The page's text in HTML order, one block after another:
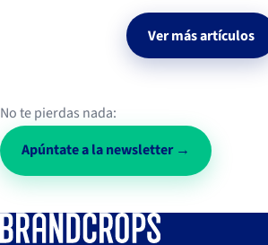
Ver más artículos
No te pierdas nada:
Apúntate a la newsletter →